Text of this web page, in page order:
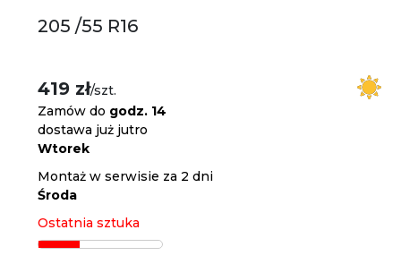
205 /55 R16
419 zł/szt.
Zamów do godz. 14
dostawa już jutro
Wtorek
Montaż w serwisie za 2 dni
Środa
Ostatnia sztuka